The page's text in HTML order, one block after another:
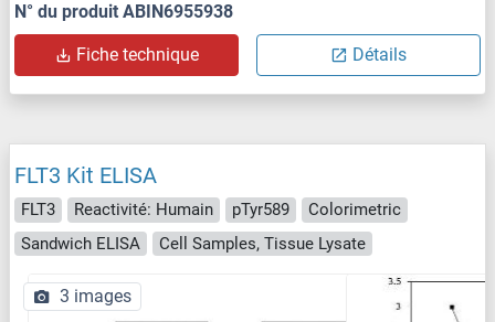
N° du produit ABIN6955938
Fiche technique Détails
FLT3 Kit ELISA
FLT3 Reactivité: Humain pTyr589
Colorimetric
Sandwich ELISA
Cell Samples, Tissue Lysate
3 images